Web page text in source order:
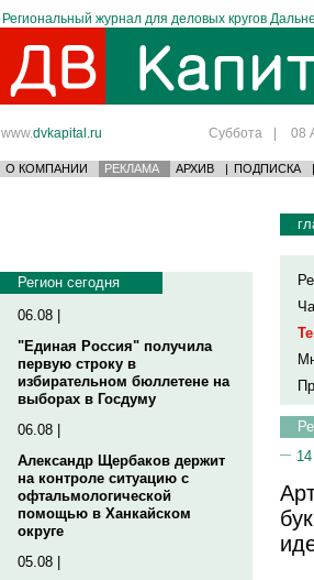
Региональный журнал для деловых кругов
www.dvkapital.ru Суббота | 08
О КОМПАНИИ РЕКЛАМА АРХИВ | ПОДПИСКА |
Регион сегодня
06.08 |
"Единая Россия" получила
первую строку в
избирательном бюллетене на
выборах в Госдуму
06.08 |
Александр Щербаков держит
на контроле ситуацию с
офтальмологической
помощью в Ханкайском
округе
05.08 |